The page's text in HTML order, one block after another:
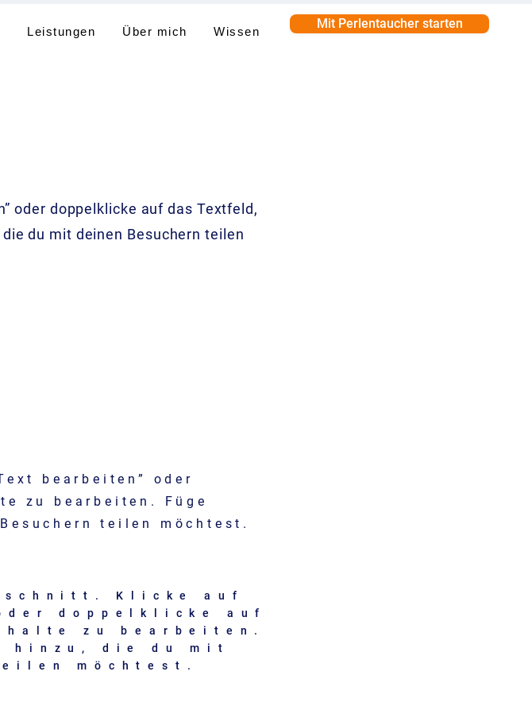
Leistungen Über mich Wissen Mit Perlentaucher starten
oder doppelklicke auf das Textfeld,
du mit deinen Besuchern teilen
bearbeiten” oder
zu bearbeiten. Füge
teilen möchtest.
Klicke auf
doppelklicke auf
zu bearbeiten.
hinzu, die du mit
möchtest.